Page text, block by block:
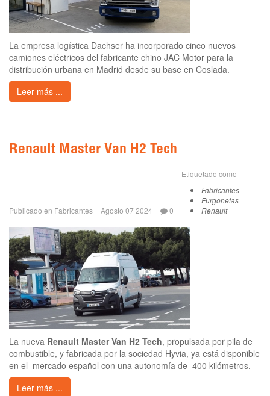
La empresa logística Dachser ha incorporado cinco nuevos
camiones eléctricos del fabricante chino JAC Motor para la
distribución urbana en Madrid desde su base en Coslada.
Leer más ...
Renault Master Van H2 Tech
Publicado en Fabricantes Agosto 07 2024 0
Etiquetado como
Fabricantes
Furgonetas
Renault
La nueva Renault Master Van H2 Tech, propulsada por pila de
combustible, y fabricada por la sociedad Hyvia, ya está disponible
en el mercado español con una autonomía de 400 kilómetros.
Leer más ...